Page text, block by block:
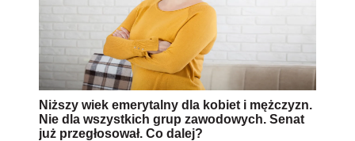
Niższy wiek emerytalny dla kobiet i mężczyzn.
Nie dla wszystkich grup zawodowych. Senat
już przegłosował. Co dalej?